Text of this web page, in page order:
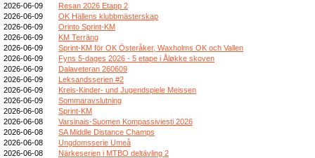
2026-06-09
Resan 2026 Etapp 2
2026-06-09
OK Hällens klubbmästerskap
2026-06-09
Orinto Sprint-KM
2026-06-09
KM Terräng
2026-06-09
Sprint-KM för OK Österåker, Waxholms OK och Vallen
2026-06-09
Fyns 5-dages 2026 - 5 etape i Åløkke skoven
2026-06-09
Dalaveteran 260609
2026-06-09
Leksandsserien #2
2026-06-09
Kreis-Kinder- und Jugendspiele Meissen
2026-06-09
Sommaravslutning
2026-06-08
Sprint-KM
2026-06-08
Varsinais-Suomen Kompassiviesti 2026
2026-06-08
SA Middle Distance Champs
2026-06-08
Ungdomsserie Umeå
2026-06-08
Närkeserien i MTBO deltävling 2